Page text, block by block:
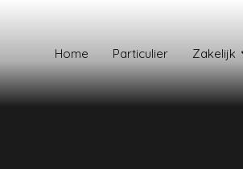
Home Particulier Zakelijk